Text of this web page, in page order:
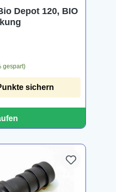
Depot 120, BIO
gespart)
sichern